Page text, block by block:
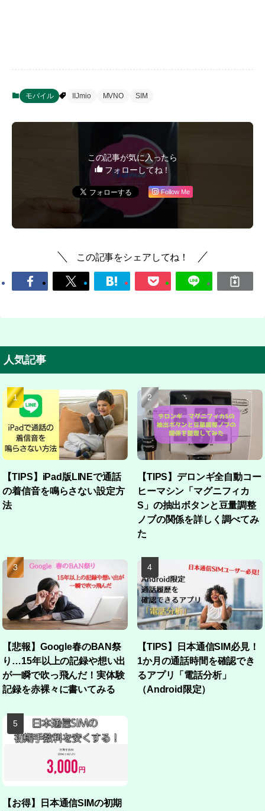
モバイル IIJmio MVNO SIM
この記事が気に入ったら
フォローしてね！
Follow Me
この記事をシェアしてね！
人気記事
【TIPS】iPad版LINEで通話
の着信音を鳴らさない設定方
法
【TIPS】デロンギ全自動コー
ヒーマシン「マグニフィカ
S」の抽出ボタンと豆量調整
ノブの関係を詳しく調べてみ
た
【悲報】Google春のBAN祭
り…15年以上の記録や想い出
が一瞬で吹っ飛んだ！実体験
記録を赤裸々に書いてみる
【TIPS】日本通信SIM必見！
1か月の通話時間を確認でき
るアプリ「電話分析」
（Android限定）
【お得】日本通信SIMの初期